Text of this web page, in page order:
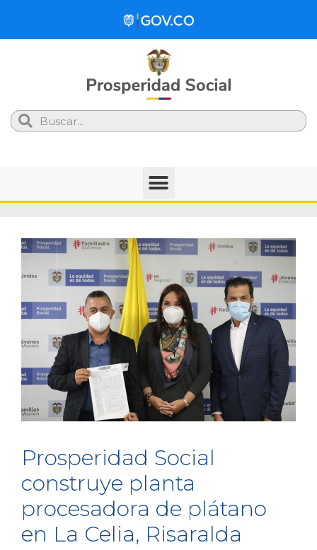
Search
Prosperidad Social
construye planta
procesadora de plátano
en La Celia, Risaralda